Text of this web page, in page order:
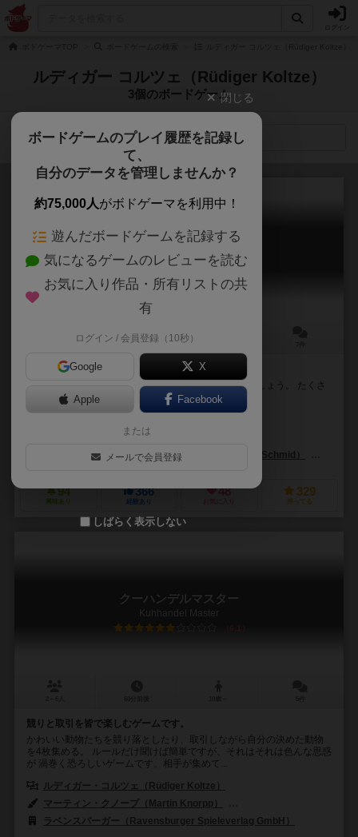
ルディガー コルツェ（Rüdiger Koltze）
3個のボードゲーム
検索メニュー
クーハンデル
Kuhhandel / You're Bluffing!
45分前後
家畜がテーマの名作競りゲーム！
牛などの家畜を、うまく立ち回って取引などで集めましょう。 たくさ
ん家畜をコンプリートしたプレイヤーの勝利です。
バーナード・ビトラー（Bernard Bittler）
アスモデ（Asmodee）
F.X. シュミット（F.X. Schmid）
94
興味あり
366
経験あり
48 329
持ってる
クーハンデルマスター
Kuhhandel Master
6.1
競りと取引を皆で楽しむゲームです。
かわいい動物たちを競り落としたり、取引しながら自分の決めた動物
を4枚集める。 ルールだけ聞けば簡単ですが、それはそれは色んな思惑
が 渦巻く恐ろしいゲームです。相手が集めて...
ルディガー・コルツェ（Rüdiger Koltze）
マーティン・クノープ（Martin Knorpp）
ラベンスバーガー（Ravensburger Spieleverlag GmbH）
閉じる
ボードゲームのプレイ履歴を記録し
て、
自分のデータを管理しませんか？
約75,000人がボドゲーマを利用中！
遊んだボードゲームを記録する
気になるゲームのレビューを読む
お気に入り作品・所有リストの共
有
ログイン / 会員登録（10秒）
Google X
Apple Facebook
または
メールで会員登録
しばらく表示しない